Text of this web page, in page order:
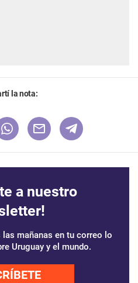
la nota:
a nuestro
mañanas en tu correo lo
Uruguay y el mundo.